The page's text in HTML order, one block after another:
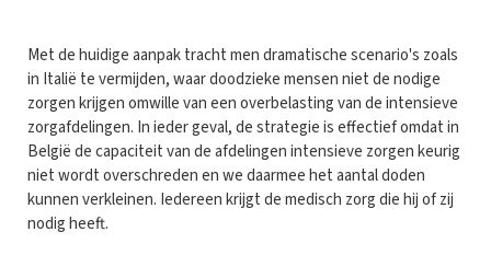
Met de huidige aanpak tracht men dramatische scenario's zoals
in Italië te vermijden, waar doodzieke mensen niet de nodige
zorgen krijgen omwille van een overbelasting van de intensieve
zorgafdelingen. In ieder geval, de strategie is effectief omdat in
België de capaciteit van de afdelingen intensieve zorgen keurig
niet wordt overschreden en we daarmee het aantal doden
kunnen verkleinen. Iedereen krijgt de medisch zorg die hij of zij
nodig heeft.